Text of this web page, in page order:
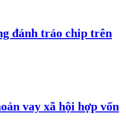
đánh tráo chip trên
vay xã hội hợp vốn